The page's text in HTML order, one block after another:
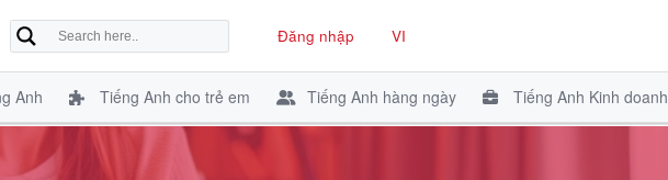
Đăng nhập VI
Anh Tiếng Anh cho trẻ em Tiếng Anh hàng ngày Tiếng Anh Kinh doanh